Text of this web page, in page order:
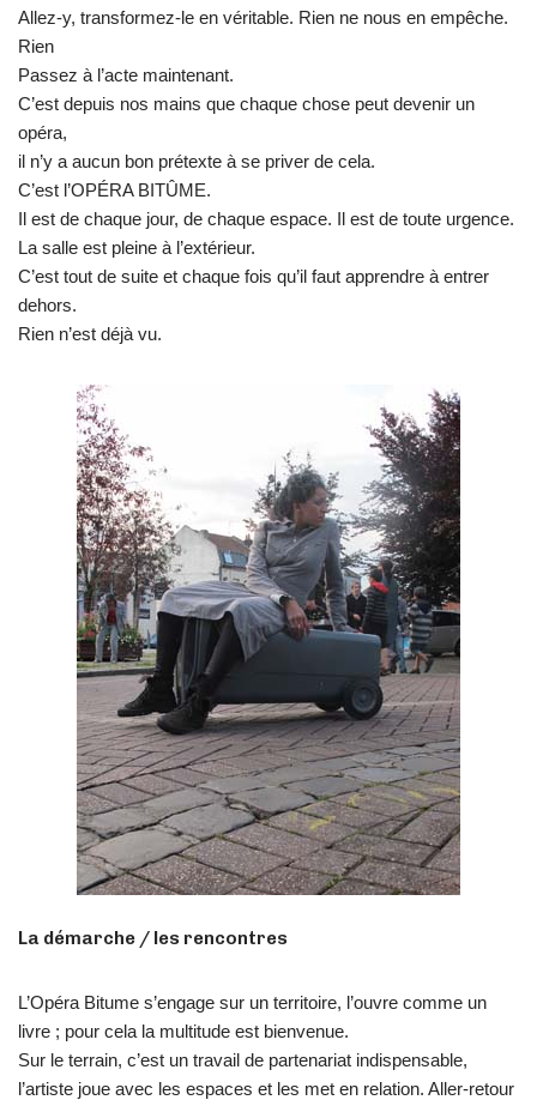
Allez-y, transformez-le en véritable. Rien ne nous en empêche.
Rien
Passez à l’acte maintenant.
C’est depuis nos mains que chaque chose peut devenir un
opéra,
il n’y a aucun bon prétexte à se priver de cela.
C’est l’OPÉRA BITÛME.
Il est de chaque jour, de chaque espace. Il est de toute urgence.
La salle est pleine à l’extérieur.
C’est tout de suite et chaque fois qu’il faut apprendre à entrer
dehors.
Rien n’est déjà vu.
La démarche / les rencontres
L’Opéra Bitume s’engage sur un territoire, l’ouvre comme un
livre ; pour cela la multitude est bienvenue.
Sur le terrain, c’est un travail de partenariat indispensable,
l’artiste joue avec les espaces et les met en relation. Aller-retour